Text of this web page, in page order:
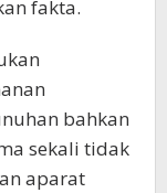
fakta.
bahkan
sekali tidak
aparat